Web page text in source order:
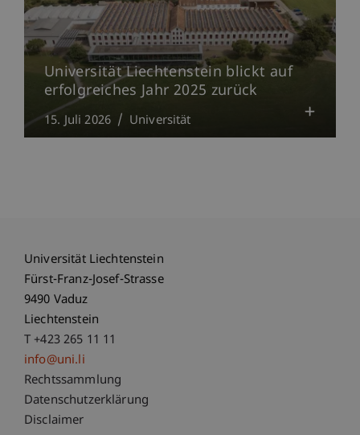
Universität Liechtenstein blickt auf
erfolgreiches Jahr 2025 zurück
15. Juli 2026 Universität
Universität Liechtenstein
Fürst-Franz-Josef-Strasse
9490 Vaduz
Liechtenstein
T +423 265 11 11
info@uni.li
Fußzeile Rechtliche Hinweise
Rechtssammlung
Datenschutzerklärung
Disclaimer